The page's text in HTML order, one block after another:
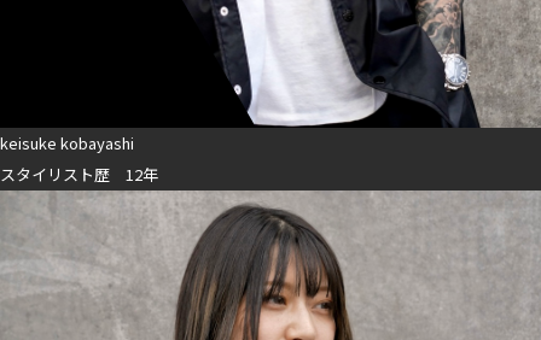
keisuke kobayashi
スタイリスト歴 12年